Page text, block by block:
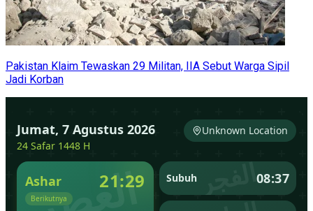
Pakistan Klaim Tewaskan 29 Militan, IIA Sebut Warga Sipil
Jadi Korban